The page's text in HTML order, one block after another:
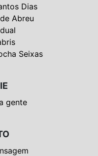
Dias
Abreu
Seixas
gente